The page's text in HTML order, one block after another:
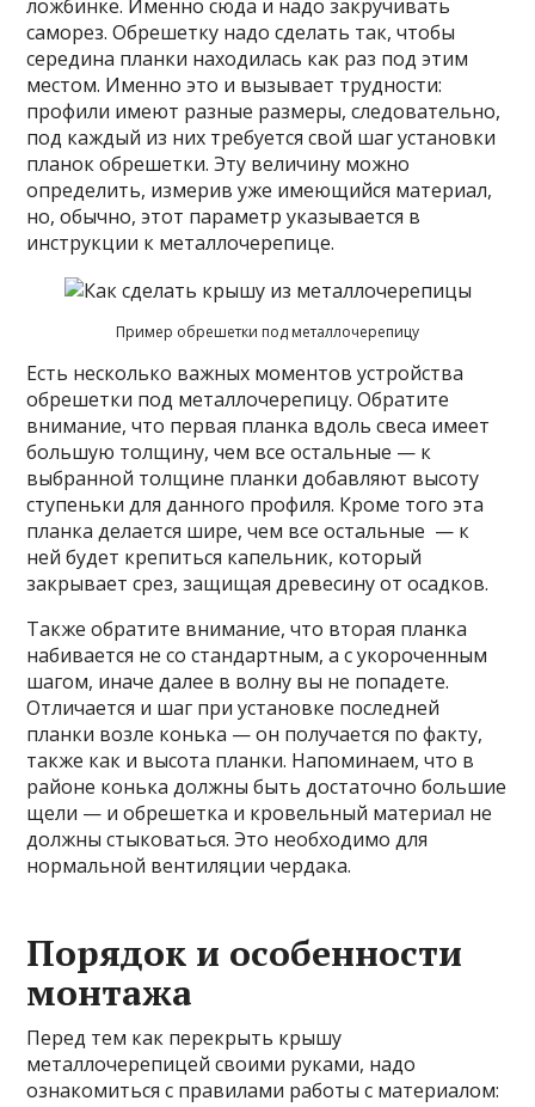
ложбинке. Именно сюда и надо закручивать
саморез. Обрешетку надо сделать так, чтобы
середина планки находилась как раз под этим
местом. Именно это и вызывает трудности:
профили имеют разные размеры, следовательно,
под каждый из них требуется свой шаг установки
планок обрешетки. Эту величину можно
определить, измерив уже имеющийся материал,
но, обычно, этот параметр указывается в
инструкции к металлочерепице.
Пример обрешетки под металлочерепицу
Есть несколько важных моментов устройства
обрешетки под металлочерепицу. Обратите
внимание, что первая планка вдоль свеса имеет
большую толщину, чем все остальные — к
выбранной толщине планки добавляют высоту
ступеньки для данного профиля. Кроме того эта
планка делается шире, чем все остальные — к
ней будет крепиться капельник, который
закрывает срез, защищая древесину от осадков.
Также обратите внимание, что вторая планка
набивается не со стандартным, а с укороченным
шагом, иначе далее в волну вы не попадете.
Отличается и шаг при установке последней
планки возле конька — он получается по факту,
также как и высота планки. Напоминаем, что в
районе конька должны быть достаточно большие
щели — и обрешетка и кровельный материал не
должны стыковаться. Это необходимо для
нормальной вентиляции чердака.
Порядок и особенности
монтажа
Перед тем как перекрыть крышу
металлочерепицей своими руками, надо
ознакомиться с правилами работы с материалом: